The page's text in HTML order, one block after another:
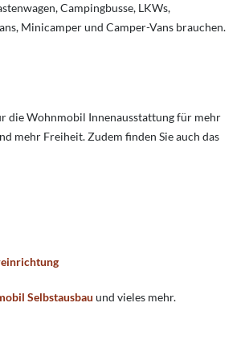
Campingbusse, LKWs,
Minicamper und Camper-Vans brauchen.
die Wohnmobil Innenausstattung für mehr
mehr Freiheit. Zudem finden Sie auch das
Selbstausbau und vieles mehr.